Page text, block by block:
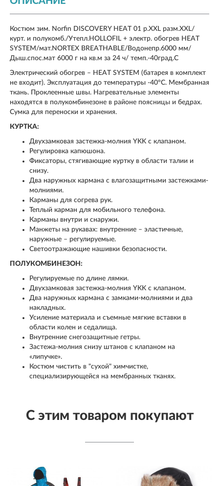
Костюм зим. Norfin DISCOVERY HEAT 01 р.XXL разм.XXL/
курт. и полукомб./Утепл.HOLLOFIL + электр. обогрев HEAT
SYSTEM/мат.NORTEX BREATHABLE/Водонепр.6000 мм/
Дыш.спос.мат 6000 г на кв.м за 24 ч/ темп.-40град.С
Электрический обогрев – HEAT SYSTEM (батарея в комплект
не входит). Эксплуатация до температуры -40°C. Мембранная
ткань. Проклеенные швы. Нагревательные элементы
находятся в полукомбинезоне в районе поясницы и бедрах.
Сумка для переноски и хранения.
КУРТКА:
Двухзамковая застежка-молния YKK с клапаном.
Регулировка капюшона.
Фиксаторы, стягивающие куртку в области талии и
снизу.
Два наружных кармана с влагозащитными застежками-
молниями.
Карманы для согрева рук.
Теплый карман для мобильного телефона.
Карманы внутри и снаружи.
Манжеты на рукавах: внутренние – эластичные,
наружные – регулируемые.
Светоотражающие нашивки безопасности.
ПОЛУКОМБИНЕЗОН:
Регулируемые по длине лямки.
Двухзамковая застежка-молния YKK с клапаном.
Два наружных кармана с замками-молниями и два
накладных.
Усиление материала и съемные мягкие вставки в
области колен и седалища.
Внутренние снегозащитные гетры.
Застежа-молния снизу штанов с клапаном на
«липучке».
Костюм чистить в "сухой" химчистке,
специализирующейся на мембранных тканях.
С этим товаром покупают